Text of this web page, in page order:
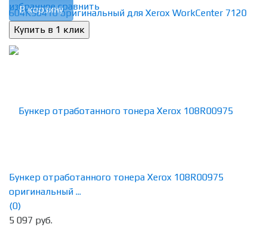
избранное сравнить
В корзину
Бункер отработанного тонера Xerox 108R00975
оригинальный ...
(0)
5 097 руб.